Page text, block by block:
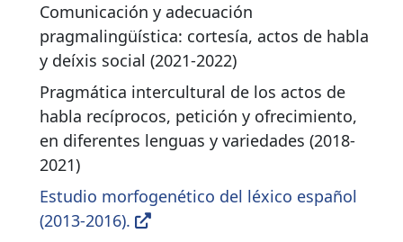
Comunicación y adecuación
pragmalingüística: cortesía, actos de habla
y deíxis social (2021-2022)
Pragmática intercultural de los actos de
habla recíprocos, petición y ofrecimiento,
en diferentes lenguas y variedades (2018-
2021)
Estudio morfogenético del léxico español
(2013-2016).